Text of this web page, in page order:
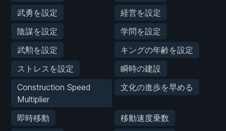
武勇を設定
経営を設定
陰謀を設定
学問を設定
武勲を設定
キングの年齢を設定
ストレスを設定
瞬時の建設
Construction Speed
Multiplier
文化の進歩を早める
即時移動
移動速度乗数